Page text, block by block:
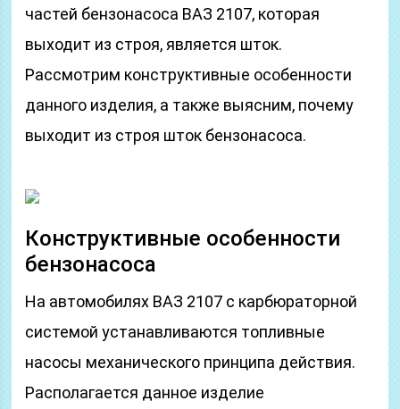
частей бензонасоса ВАЗ 2107, которая
выходит из строя, является шток.
Рассмотрим конструктивные особенности
данного изделия, а также выясним, почему
выходит из строя шток бензонасоса.
Конструктивные особенности
бензонасоса
На автомобилях ВАЗ 2107 с карбюраторной
системой устанавливаются топливные
насосы механического принципа действия.
Располагается данное изделие